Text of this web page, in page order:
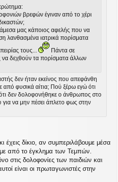
βρεφών έγιναν από το χέρι
μας κάποιος αφελής που να
λανθασμένα ιατρικά πορίσματα
τους...
Πάντα σε
δεχθούν τα πορίσματα άλλων
δεν ήταν εκείνος που απεφάνθη
από φυσικά αίτια; Πού ξέρω εγώ ότι
δεν δολοφονήθηκε ο άνθρωπος στο
για να μην πέσει άπλετο φως στην
έχεις δίκιο, αν συμπεριλάβουμε μέσα
από το έγκλημα των Τεμπών.
στις δολοφονίες των παιδιών και
είναι οι πρωταγωνιστές στην